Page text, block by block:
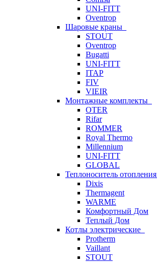
UNI-FITT
Oventrop
Шаровые краны
STOUT
Oventrop
Bugatti
UNI-FITT
ITAP
FIV
VIEIR
Монтажные комплекты
OTER
Rifar
ROMMER
Royal Thermo
Millennium
UNI-FITT
GLOBAL
Теплоноситель отопления
Dixis
Thermagent
WARME
Комфортный Дом
Теплый Дом
Котлы электрические
Protherm
Vaillant
STOUT